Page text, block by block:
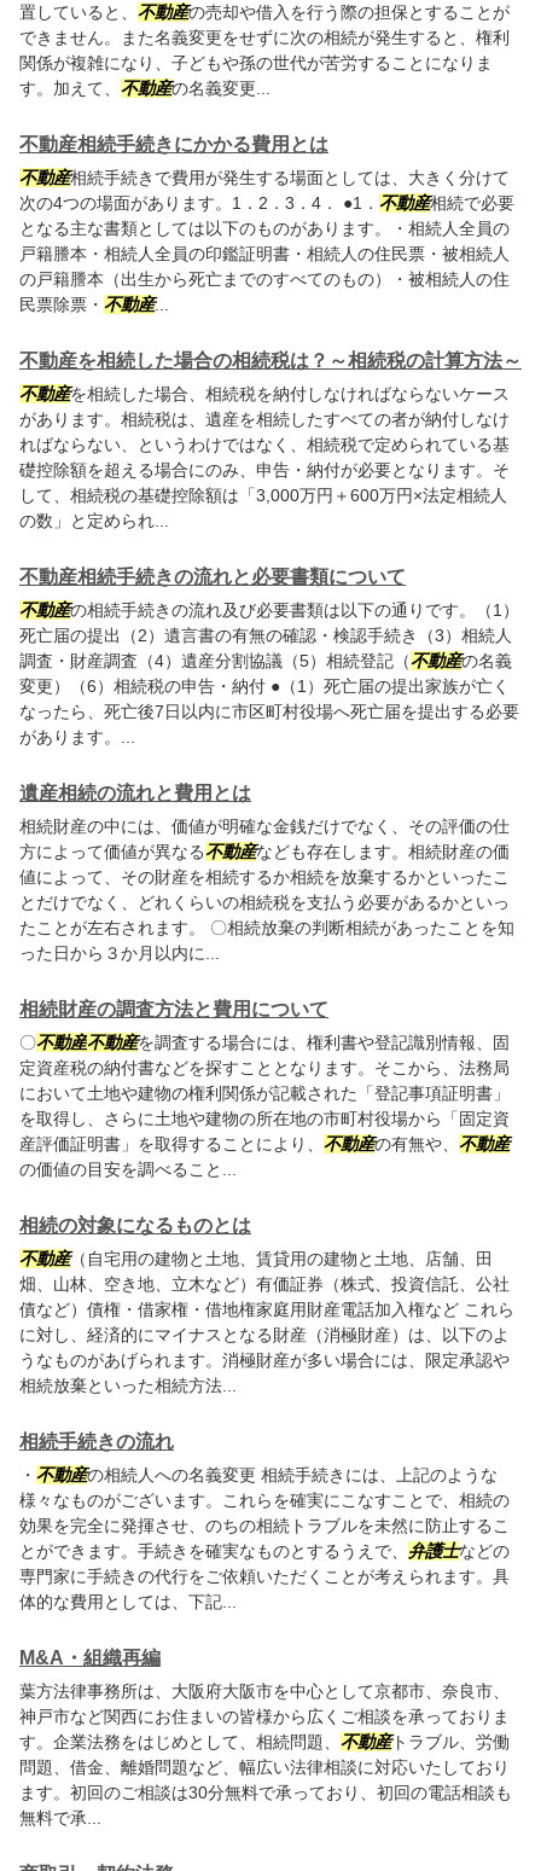
置していると、 不動産の売却や借入を行う際の担保とすることが
できません。また名義変更をせずに次の相続が発生すると、権利
関係が複雑になり、子どもや孫の世代が苦労することになりま
す。加えて、 不動産の名義変更...
不動産相続手続きにかかる費用とは
不動産相続手続きで費用が発生する場面としては、大きく分けて
次の4つの場面があります。1．2．3．4． ●1． 不動産相続で必要
となる主な書類としては以下のものがあります。・相続人全員の
戸籍謄本・相続人全員の印鑑証明書・相続人の住民票・被相続人
の戸籍謄本（出生から死亡までのすべてのもの）・被相続人の住
民票除票・ 不動産...
不動産を相続した場合の相続税は？～相続税の計算方法～
不動産を相続した場合、相続税を納付しなければならないケース
があります。相続税は、遺産を相続したすべての者が納付しなけ
ればならない、というわけではなく、相続税で定められている基
礎控除額を超える場合にのみ、申告・納付が必要となります。そ
して、相続税の基礎控除額は「3,000万円＋600万円×法定相続人
の数」と定められ...
不動産相続手続きの流れと必要書類について
不動産の相続手続きの流れ及び必要書類は以下の通りです。（1）
死亡届の提出（2）遺言書の有無の確認・検認手続き（3）相続人
調査・財産調査（4）遺産分割協議（5）相続登記（不動産の名義
変更）（6）相続税の申告・納付 ●（1）死亡届の提出家族が亡く
なったら、死亡後7日以内に市区町村役場へ死亡届を提出する必要
があります。...
遺産相続の流れと費用とは
相続財産の中には、価値が明確な金銭だけでなく、その評価の仕
方によって価値が異なる不動産なども存在します。相続財産の価
値によって、その財産を相続するか相続を放棄するかといったこ
とだけでなく、どれくらいの相続税を支払う必要があるかといっ
たことが左右されます。 〇相続放棄の判断相続があったことを知
った日から３か月以内に...
相続財産の調査方法と費用について
〇不動産不動産を調査する場合には、権利書や登記識別情報、固
定資産税の納付書などを探すこととなります。そこから、法務局
において土地や建物の権利関係が記載された「登記事項証明書」
を取得し、さらに土地や建物の所在地の市町村役場から「固定資
産評価証明書」を取得することにより、 不動産の有無や、 不動産
の価値の目安を調べること...
相続の対象になるものとは
不動産（自宅用の建物と土地、賃貸用の建物と土地、店舗、田
畑、山林、空き地、立木など）有価証券（株式、投資信託、公社
債など）債権・借家権・借地権家庭用財産電話加入権など これら
に対し、経済的にマイナスとなる財産（消極財産）は、以下のよ
うなものがあげられます。消極財産が多い場合には、限定承認や
相続放棄といった相続方法...
相続手続きの流れ
・ 不動産の相続人への名義変更 相続手続きには、上記のような
様々なものがございます。これらを確実にこなすことで、相続の
効果を完全に発揮させ、のちの相続トラブルを未然に防止するこ
とができます。手続きを確実なものとするうえで、 弁護士などの
専門家に手続きの代行をご依頼いただくことが考えられます。具
体的な費用としては、下記...
M&A・組織再編
葉方法律事務所は、大阪府大阪市を中心として京都市、奈良市、
神戸市など関西にお住まいの皆様から広くご相談を承っておりま
す。企業法務をはじめとして、相続問題、 不動産トラブル、労働
問題、借金、離婚問題など、幅広い法律相談に対応いたしており
ます。初回のご相談は30分無料で承っており、初回の電話相談も
無料で承...